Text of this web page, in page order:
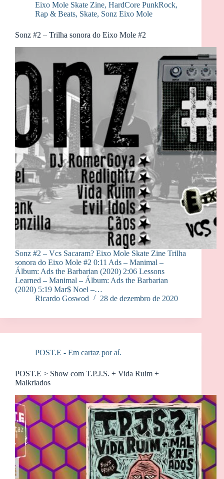
Eixo Mole Skate Zine, HardCore PunkRock,
Rap & Beats, Skate, Sonz Eixo Mole
Sonz #2 – Trilha sonora do Eixo Mole #2
Sonz #2 – Vcs Sacaram? Eixo Mole Skate Zine Trilha
sonora do Eixo Mole #2 0:11 Ads – Manimal –
Álbum: Ads the Barbarian (2020) 2:06 Lessons
Learned – Manimal – Álbum: Ads the Barbarian
(2020) 5:19 Mar$ Noel –…
Ricardo Goswod
28 de dezembro de 2020
POST.E - Em cartaz por aí.
POST.E > Show com T.P.J.S. + Vida Ruim +
Malkriados